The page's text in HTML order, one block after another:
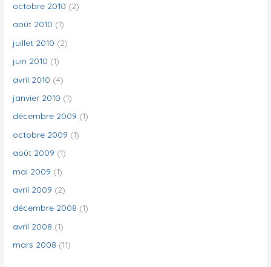
octobre 2010 (2)
août 2010 (1)
juillet 2010 (2)
juin 2010 (1)
avril 2010 (4)
janvier 2010 (1)
décembre 2009 (1)
octobre 2009 (1)
août 2009 (1)
mai 2009 (1)
avril 2009 (2)
décembre 2008 (1)
avril 2008 (1)
mars 2008 (11)